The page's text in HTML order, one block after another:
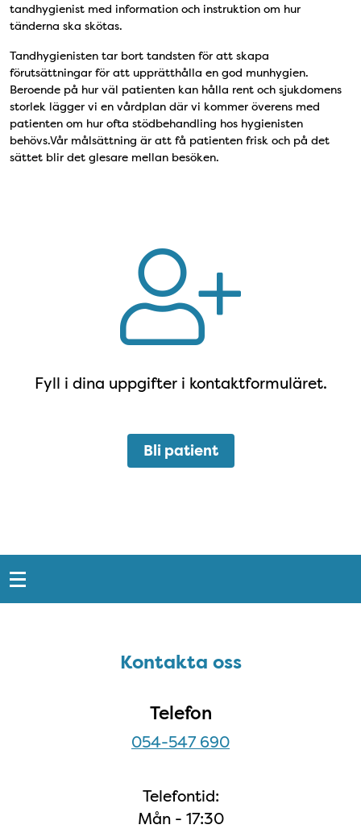
tandhygienist med information och instruktion om hur
tänderna ska skötas.
Tandhygienisten tar bort tandsten för att skapa
förutsättningar för att upprätthålla en god munhygien.
Beroende på hur väl patienten kan hålla rent och sjukdomens
storlek lägger vi en vårdplan där vi kommer överens med
patienten om hur ofta stödbehandling hos hygienisten
behövs.Vår målsättning är att få patienten frisk och på det
sättet blir det glesare mellan besöken.
Fyll i dina uppgifter i kontaktformuläret.
Bli patient
Snabblänkar
Kontakta ossKontakta oss
Telefon
054-547 690
Telefontid:
Mån - 17:30